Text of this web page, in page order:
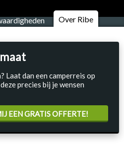
Over Ribe
Laat dan een camperreis op
precies bij je wensen
EEN GRATIS OFFERTE!